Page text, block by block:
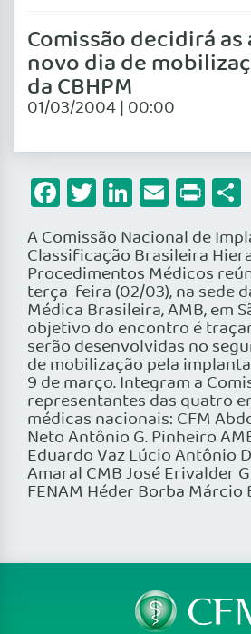
Comissão decidirá as
novo dia de
da CBHPM
01/03/2004 | 00:00
Facebook
Twitter
LinkedIn
Email
Print
A Comissão Nacional de
Classificação Brasileira
Procedimentos Médicos
terça-feira (02/03), na sede
Médica Brasileira, AMB, em
objetivo do encontro é
serão desenvolvidas no
de mobilização pela
9 de março. Integram a
representantes das quatro
médicas nacionais: CFM
Neto Antônio G. Pinheiro
Eduardo Vaz Lúcio Antônio
Amaral CMB José Erivalder
FENAM Héder Borba Márcio